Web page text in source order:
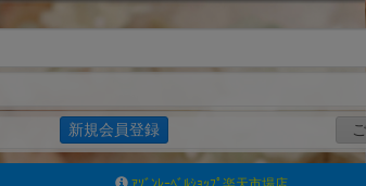
新規会員登録
ｱｿﾞﾝﾚｰﾍﾞﾙｼｮｯﾌﾟ楽天市場店